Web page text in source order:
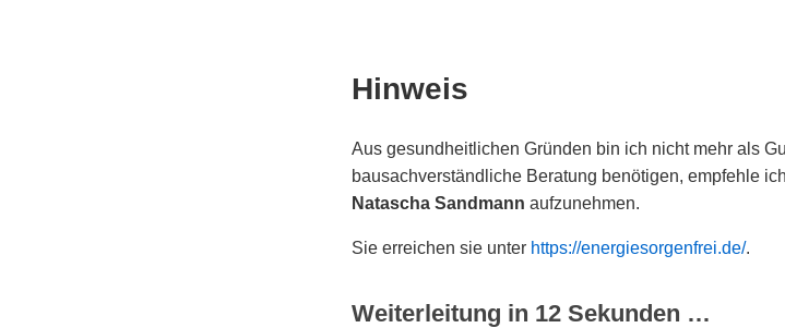
Hinweis
Aus gesundheitlichen Gründen bin ich nicht mehr als
bausachverständliche Beratung benötigen, empfehle
Natascha Sandmann aufzunehmen.
Sie erreichen sie unter https://energiesorgenfrei.de/.
Weiterleitung in 12 Sekunden …